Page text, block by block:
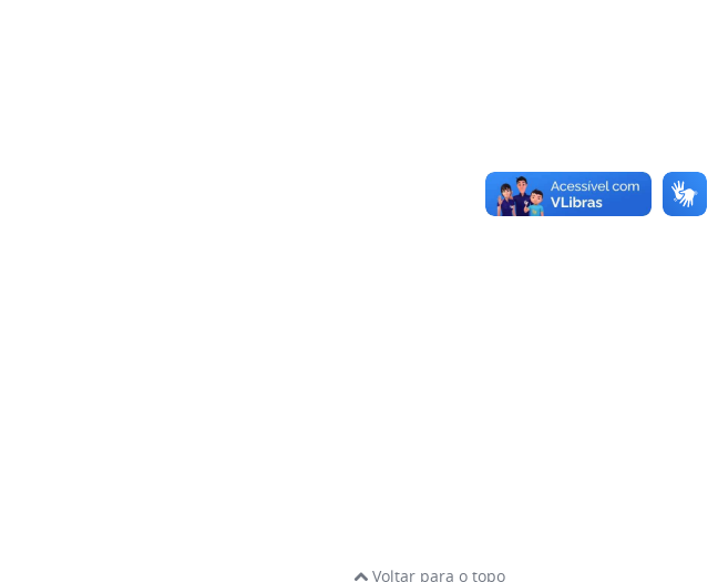
Voltar para o topo